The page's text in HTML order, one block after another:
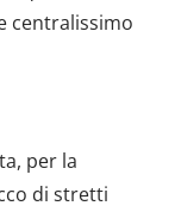
centralissimo
per la
di stretti